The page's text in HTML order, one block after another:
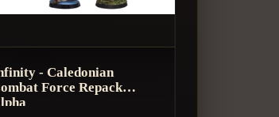
- Caledonian
Force Repack